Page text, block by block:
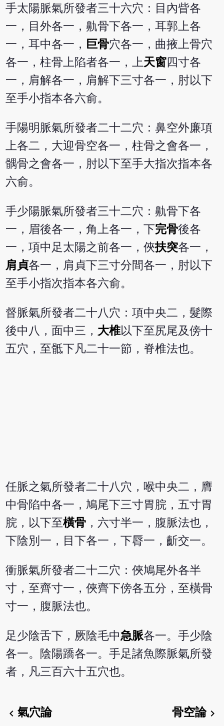
手太陽脈氣所發者三十六穴：目內眥各
一，目外各一，鼽骨下各一，耳郭上各
一，耳中各一， 巨骨穴各一，曲掖上骨穴
各一，柱骨上陷者各一，上天窗四寸各
一，肩解各一，肩解下三寸各一，肘以下
至手小指本各六俞。
手陽明脈氣所發者二十二穴：鼻空外廉項
上各二，大迎骨空各一，柱骨之會各一，
髃骨之會各一，肘以下至手大指次指本各
六俞。
手少陽脈氣所發者三十二穴：鼽骨下各
一，眉後各一，角上各一，下完骨後各
一，項中足太陽之前各一，俠扶突各一，
肩貞各一，肩貞下三寸分間各一，肘以下
至手小指次指本各六俞。
督脈氣所發者二十八穴：項中央二，髮際
後中八，面中三， 大椎以下至尻尾及傍十
五穴，至骶下凡二十一節，脊椎法也。
任脈之氣所發者二十八穴，喉中央二，膺
中骨陷中各一，鳩尾下三寸胃脘，五寸胃
脘，以下至橫骨 ，六寸半一，腹脈法也，
下陰別一，目下各一，下脣一，齗交一。
衝脈氣所發者二十二穴：俠鳩尾外各半
寸，至齊寸一，俠齊下傍各五分，至橫骨
寸一，腹脈法也。
足少陰舌下，厥陰毛中急脈各一。手少陰
各一。陰陽蹻各一。手足諸魚際脈氣所發
者，凡三百六十五穴也。
chevron_left氣穴論 骨空論chevron_right